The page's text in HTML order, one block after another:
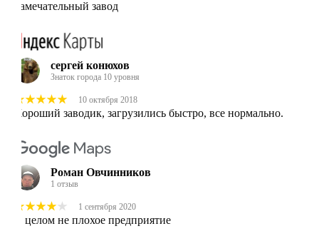
сергей конюхов
Знаток города 10 уровня
10 октября 2018
Хороший заводик, загрузились быстро, все нормально.
Роман Овчинников
1 отзыв
1 сентября 2020
В целом не плохое предприятие
Замечательный завод